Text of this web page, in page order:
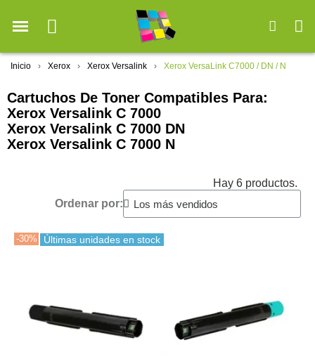
Inicio Xerox Xerox Versalink Xerox VersaLink C7000 / DN / N
Cartuchos De Toner Compatibles Para:
Xerox Versalink C 7000
Xerox Versalink C 7000 DN
Xerox Versalink C 7000 N
Hay 6 productos.
Ordenar por:
-30% Últimas unidades en stock